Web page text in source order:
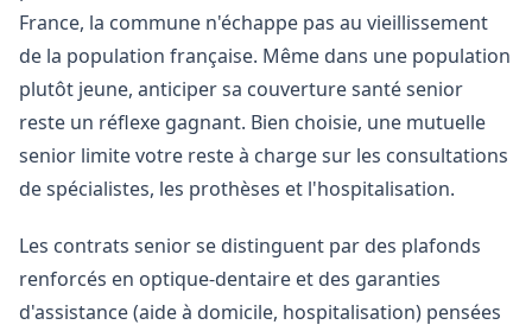
France, la commune n'échappe pas au vieillissement
de la population française. Même dans une population
plutôt jeune, anticiper sa couverture santé senior
reste un réflexe gagnant. Bien choisie, une mutuelle
senior limite votre reste à charge sur les consultations
de spécialistes, les prothèses et l'hospitalisation.
Les contrats senior se distinguent par des plafonds
renforcés en optique-dentaire et des garanties
d'assistance (aide à domicile, hospitalisation) pensées